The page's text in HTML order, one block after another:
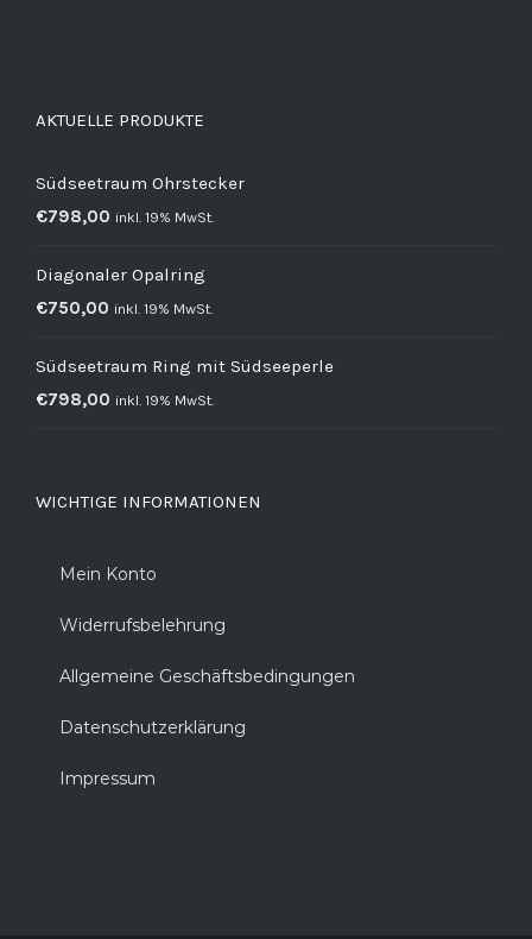
AKTUELLE PRODUKTE
Südseetraum Ohrstecker
€798,00 inkl. 19% MwSt.
Diagonaler Opalring
€750,00 inkl. 19% MwSt.
Südseetraum Ring mit Südseeperle
€798,00 inkl. 19% MwSt.
WICHTIGE INFORMATIONEN
Mein Konto
Widerrufsbelehrung
Allgemeine Geschäftsbedingungen
Datenschutzerklärung
Impressum